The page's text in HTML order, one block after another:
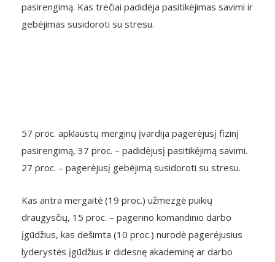
pasirengimą. Kas trečiai padidėja pasitikėjimas savimi ir
gebėjimas susidoroti su stresu.
57 proc. apklaustų merginų įvardija pagerėjusį fizinį
pasirengimą, 37 proc. – padidėjusį pasitikėjimą savimi.
27 proc. – pagerėjusį gebėjimą susidoroti su stresu.
Kas antra mergaitė (19 proc.) užmezgė puikių
draugysčių, 15 proc. – pagerino komandinio darbo
įgūdžius, kas dešimta (10 proc.) nurodė pagerėjusius
lyderystės įgūdžius ir didesnę akademinę ar darbo